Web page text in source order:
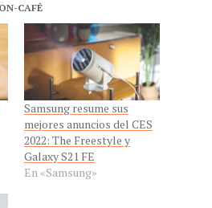
CAFÉ
Samsung resume sus
mejores anuncios del CES
2022: The Freestyle y
Galaxy S21 FE
En «Samsung»